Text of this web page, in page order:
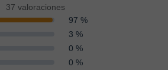
37 valoraciones
97 %
3 %
0 %
0 %